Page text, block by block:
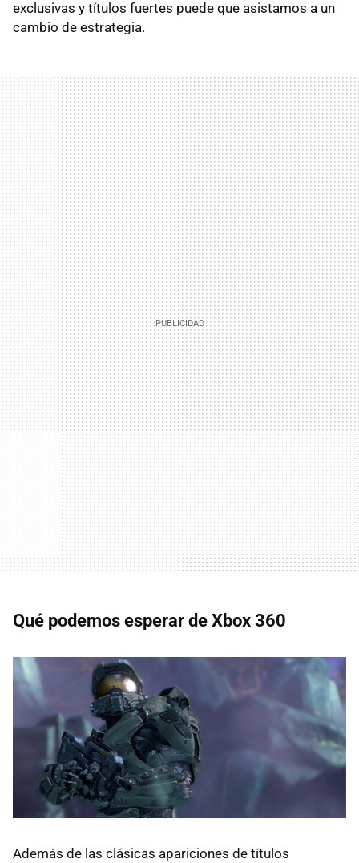
exclusivas y títulos fuertes puede que asistamos a un
cambio de estrategia.
Qué podemos esperar de Xbox 360
Además de las clásicas apariciones de títulos